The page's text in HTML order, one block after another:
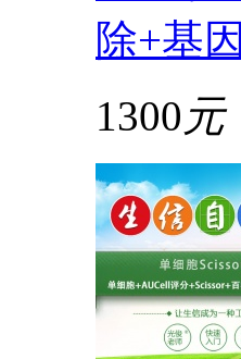
除+基
1300 元